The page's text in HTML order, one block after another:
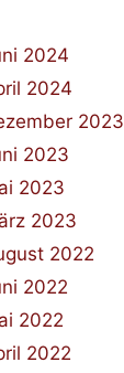
2024
2024
2023
2023
2023
2023
2022
2022
2022
2022